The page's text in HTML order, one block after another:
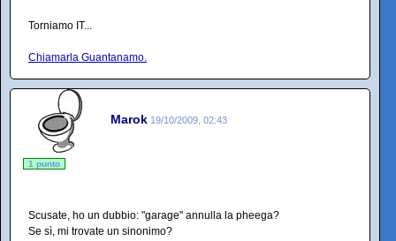
Torniamo IT...
Chiamarla Guantanamo.
Marok 19/10/2009, 02:43
1 punto
Scusate, ho un dubbio: "garage" annulla la pheega?
Se sì, mi trovate un sinonimo?